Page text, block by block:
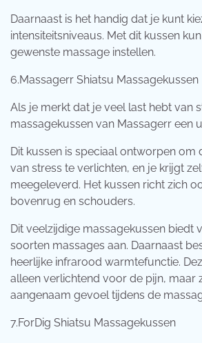
Daarnaast is het handig dat je kunt
intensiteitsniveaus. Met dit kussen
gewenste massage instellen.
6.Massagerr Shiatsu Massagekussen
Als je merkt dat je veel last hebt van
massagekussen van Massagerr een
Dit kussen is speciaal ontworpen om
van stress te verlichten, en je krijgt
meegeleverd. Het kussen richt zich
bovenrug en schouders.
Dit veelzijdige massagekussen biedt
soorten massages aan. Daarnaast
heerlijke infrarood warmtefunctie.
alleen verlichtend voor de pijn, maar
aangenaam gevoel tijdens de
7.ForDig Shiatsu Massagekussen